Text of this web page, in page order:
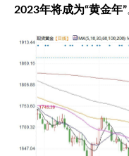
2023年将成为“黄金年”